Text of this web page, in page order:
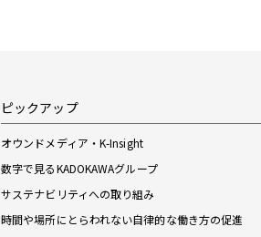
ピックアップ
オウンドメディア・K-Insight
数字で見るKADOKAWAグループ
サステナビリティへの取り組み
時間や場所にとらわれない自律的な働き方の促進